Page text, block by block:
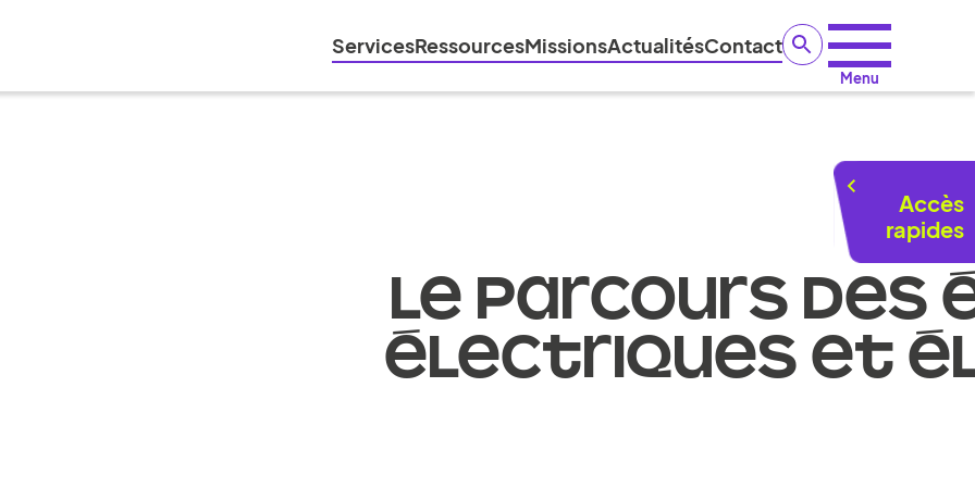
ServicesRessourcesMissionsActualitésContact
Menu
LE PARCOURS
ÉLECTRIQUES ET
Accès
rapides